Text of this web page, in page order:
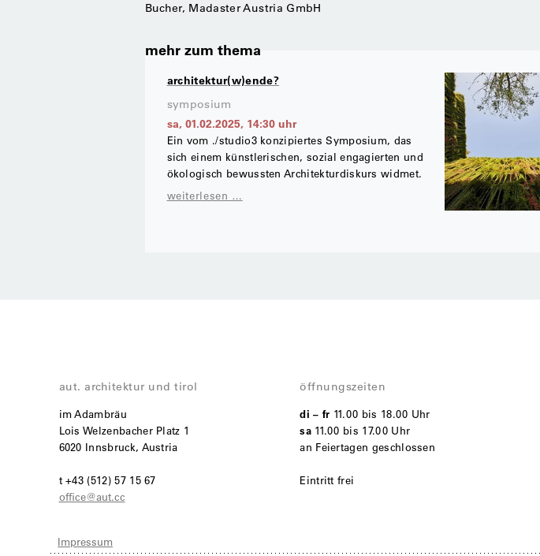
Bucher, Madaster Austria GmbH
mehr zum thema
architektur(w)ende?
symposium
sa, 01.02.2025, 14:30 uhr
Ein vom ./studio3 konzipiertes Symposium, das
sich einem künstlerischen, sozial engagierten und
ökologisch bewussten Architekturdiskurs widmet.
weiterlesen …
aut. architektur und tirol
im Adambräu
Lois Welzenbacher Platz 1
6020 Innsbruck, Austria
t +43 (512) 57 15 67
office@aut.cc
öffnungszeiten
di – fr 11.00 bis 18.00 Uhr
sa11.00 bis 17.00 Uhr
an Feiertagen geschlossen
Eintritt frei
Impressum